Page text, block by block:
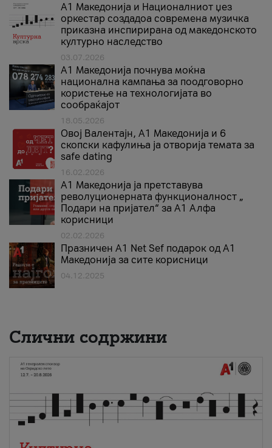
А1 Македонија и Националниот џез
оркестар создадоа современа музичка
приказна инспирирана од македонското
културно наследство
03.07.2026
A1 Македонија почнува моќна
национална кампања за поодговорно
користење на технологијата во
сообраќајот
18.05.2026
Овој Валентајн, A1 Македонија и 6
скопски кафулиња ја отворија темата за
safe dating
16.02.2026
А1 Македонија ја претставува
револуционерната функционалност „
Подари на пријател“ за А1 Алфа
корисници
02.02.2026
Празничен A1 Net Sеf подарок од А1
Македонија за сите корисници
04.12.2025
Слични содржини